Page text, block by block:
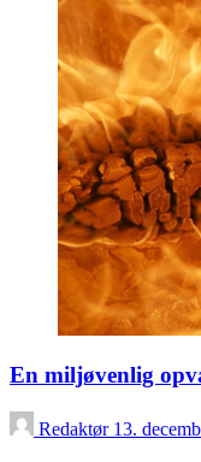
En miljøvenlig
Redaktør 13.